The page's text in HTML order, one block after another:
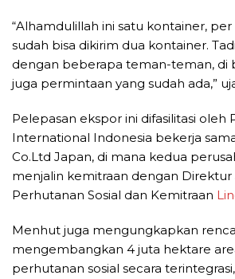
“Alhamdulillah ini satu kontainer,
sudah bisa dikirim dua kontainer.
dengan beberapa teman-teman, di
juga permintaan yang sudah ada,”
Pelepasan ekspor ini difasilitasi oleh
International Indonesia bekerja
Co.Ltd Japan, di mana kedua
menjalin kemitraan dengan Direktur
Perhutanan Sosial dan Kemitraan
Menhut juga mengungkapkan
mengembangkan 4 juta hektare
perhutanan sosial secara